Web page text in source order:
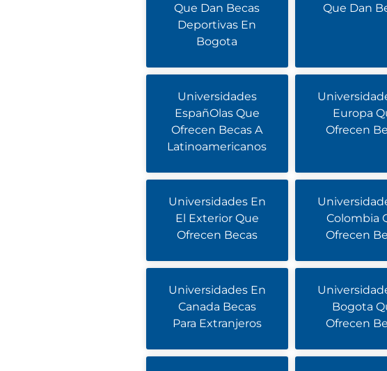
Que Dan Becas
Deportivas En
Bogota
Que Dan
Universidades
EspañOlas Que
Ofrecen Becas A
Latinoamericanos
Europa
Ofrecen
Universidades En
El Exterior Que
Ofrecen Becas
Colombia
Ofrecen
Universidades En
Canada Becas
Para Extranjeros
Bogota
Ofrecen